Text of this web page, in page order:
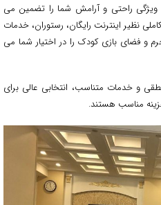
راحتی و آرامش شما را تضمین می‌
نظیر اینترنت رایگان، رستوران، خدمات
فضای بازی کودک را در اختیار شما می‌
و خدمات متناسب، انتخابی عالی برای
مناسب هستند.